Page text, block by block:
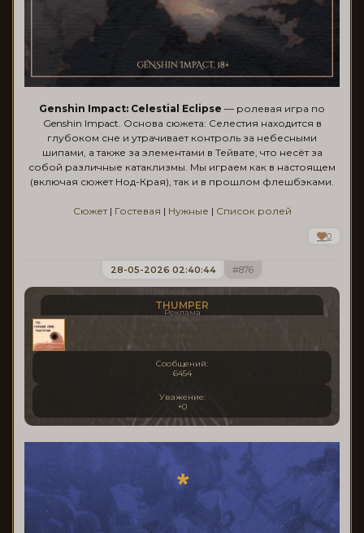
Genshin Impact: Celestial Eclipse — ролевая игра по
Genshin Impact. Основа сюжета: Селестия находится в
глубоком сне и утрачивает контроль за небесными
шипами, а также за элементами в Тейвате, что несёт за
собой различные катаклизмы. Мы играем как в настоящем
(включая сюжет Нод-Края), так и в прошлом флешбэками.
Сюжет| Гостевая | Нужные | Список ролей
0
876
28-05-2026 02:40:44
THUMPER
Реклама
Сообщений:
6454
Уважение:
+0